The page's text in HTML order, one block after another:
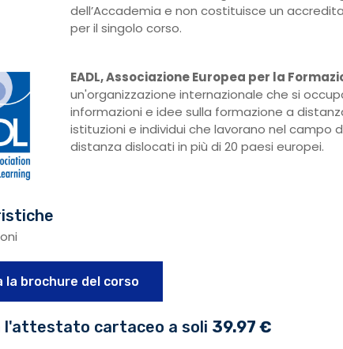
dell’Accademia e non costituisce un
per il singolo corso.
EADL, Associazione Europea per la
un'organizzazione internazionale che si
informazioni e idee sulla formazione a
istituzioni e individui che lavorano nel campo
distanza dislocati in più di 20 paesi europei.
la brochure del corso
l'attestato cartaceo a soli 39.97 €